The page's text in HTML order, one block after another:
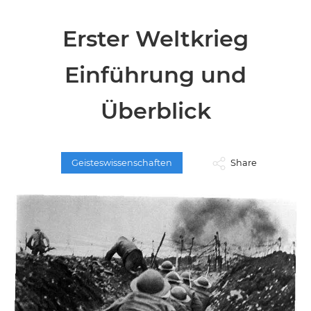
Erster Weltkrieg
Einführung und
Überblick
Geisteswissenschaften Share